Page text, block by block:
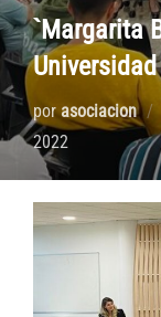
`Margarita
porasociacion
2022